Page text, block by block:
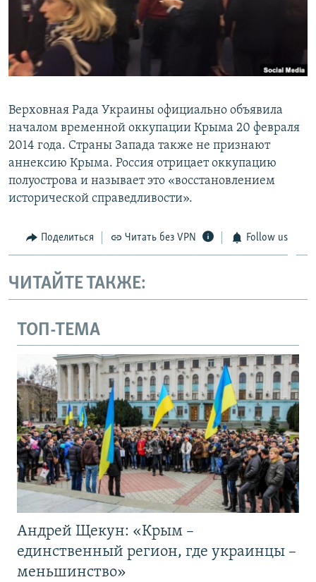
Верховная Рада Украины официально объявила
началом временной оккупации Крыма 20 февраля
2014 года. Страны Запада также не признают
аннексию Крыма. Россия отрицает оккупацию
полуострова и называет это «восстановлением
исторической справедливости».
Поделиться Читать без VPN Follow us
ЧИТАЙТЕ ТАКЖЕ:
ТОП-ТЕМА
Андрей Щекун: «Крым –
единственный регион, где украинцы –
меньшинство»